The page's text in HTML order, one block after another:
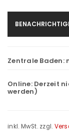
Zentrale Baden:
Online: Derzeit
werden)
inkl. MwSt. zzgl.